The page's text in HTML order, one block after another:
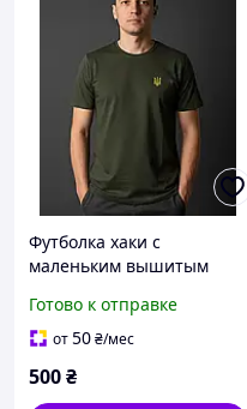
Футболка хаки с
маленьким вышитым
Готово к отправке
от50₴/мес
500₴